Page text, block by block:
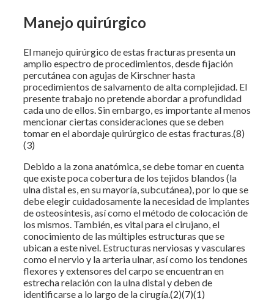
Manejo quirúrgico
El manejo quirúrgico de estas fracturas presenta un
amplio espectro de procedimientos, desde fijación
percutánea con agujas de Kirschner hasta
procedimientos de salvamento de alta complejidad. El
presente trabajo no pretende abordar a profundidad
cada uno de ellos. Sin embargo, es importante al menos
mencionar ciertas consideraciones que se deben
tomar en el abordaje quirúrgico de estas fracturas.(8)
(3)
Debido a la zona anatómica, se debe tomar en cuenta
que existe poca cobertura de los tejidos blandos (la
ulna distal es, en su mayoría, subcutánea), por lo que se
debe elegir cuidadosamente la necesidad de implantes
de osteosíntesis, así como el método de colocación de
los mismos. También, es vital para el cirujano, el
conocimiento de las múltiples estructuras que se
ubican a este nivel. Estructuras nerviosas y vasculares
como el nervio y la arteria ulnar, así como los tendones
flexores y extensores del carpo se encuentran en
estrecha relación con la ulna distal y deben de
identificarse a lo largo de la cirugía.(2)(7)(1)